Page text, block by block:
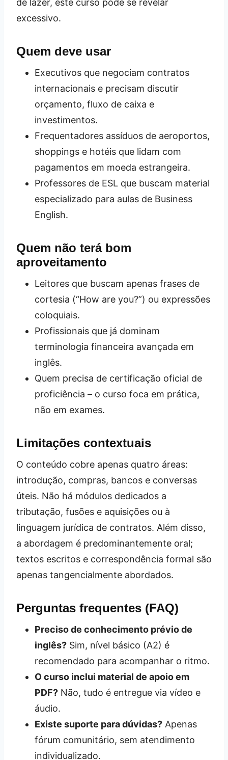
de lazer, este curso pode se revelar
excessivo.
Quem deve usar
Executivos que negociam contratos
internacionais e precisam discutir
orçamento, fluxo de caixa e
investimentos.
Frequentadores assíduos de aeroportos,
shoppings e hotéis que lidam com
pagamentos em moeda estrangeira.
Professores de ESL que buscam material
especializado para aulas de Business
English.
Quem não terá bom
aproveitamento
Leitores que buscam apenas frases de
cortesia (“How are you?”) ou expressões
coloquiais.
Profissionais que já dominam
terminologia financeira avançada em
inglês.
Quem precisa de certificação oficial de
proficiência – o curso foca em prática,
não em exames.
Limitações contextuais
O conteúdo cobre apenas quatro áreas:
introdução, compras, bancos e conversas
úteis. Não há módulos dedicados a
tributação, fusões e aquisições ou à
linguagem jurídica de contratos. Além disso,
a abordagem é predominantemente oral;
textos escritos e correspondência formal são
apenas tangencialmente abordados.
Perguntas frequentes (FAQ)
Preciso de conhecimento prévio de
inglês? Sim, nível básico (A2) é
recomendado para acompanhar o ritmo.
O curso inclui material de apoio em
PDF? Não, tudo é entregue via vídeo e
áudio.
Existe suporte para dúvidas? Apenas
fórum comunitário, sem atendimento
individualizado.